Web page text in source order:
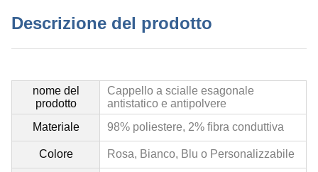
Descrizione del prodotto
nome del
prodotto
Cappello a scialle esagonale
antistatico e antipolvere
Materiale
98% poliestere, 2% fibra conduttiva
Colore Rosa, Bianco, Blu o Personalizzabile